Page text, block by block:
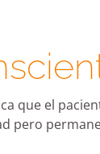
que el
pero